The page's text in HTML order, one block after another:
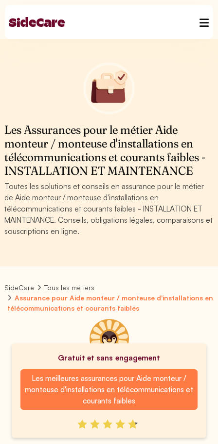
Les Assurances pour le métier Aide
monteur / monteuse d'installations en
télécommunications et courants faibles -
INSTALLATION ET MAINTENANCE
Toutes les solutions et conseils en assurance pour le métier
de Aide monteur / monteuse d'installations en
télécommunications et courants faibles - INSTALLATION ET
MAINTENANCE. Conseils, obligations légales, comparaisons et
souscriptions en ligne.
SideCare
Tous les métiers
Assurance pour Aide monteur / monteuse d'installations en
télécommunications et courants faibles
Gratuit et sans engagement
Les meilleures assurances pour Aide monteur /
monteuse d'installations en télécommunications et
courants faibles